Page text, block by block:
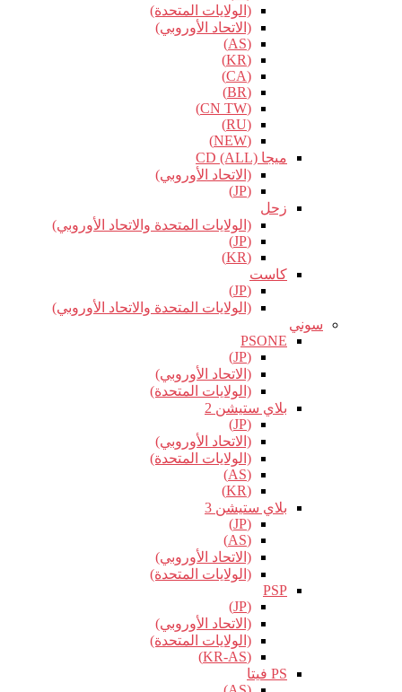
(الولايات المتحدة)
(الاتحاد الأوروبي)
(AS)
(KR)
(CA)
(BR)
(CN TW)
(RU)
(NEW)
ميجا CD (ALL)
(الاتحاد الأوروبي)
(JP)
زحل
(الولايات المتحدة والاتحاد الأوروبي)
(JP)
(KR)
كاست
(JP)
(الولايات المتحدة والاتحاد الأوروبي)
سوني
PSONE
(JP)
(الاتحاد الأوروبي)
(الولايات المتحدة)
بلاي ستيشن 2
(JP)
(الاتحاد الأوروبي)
(الولايات المتحدة)
(AS)
(KR)
بلاي ستيشن 3
(JP)
(AS)
(الاتحاد الأوروبي)
(الولايات المتحدة)
PSP
(JP)
(الاتحاد الأوروبي)
(الولايات المتحدة)
(KR-AS)
PS فيتا